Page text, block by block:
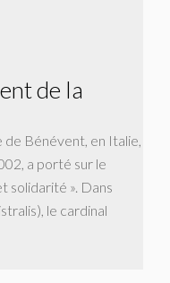
de la
Bénévent, en Italie,
a porté sur le
solidarité ». Dans
le cardinal